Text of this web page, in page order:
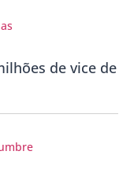
de vice de